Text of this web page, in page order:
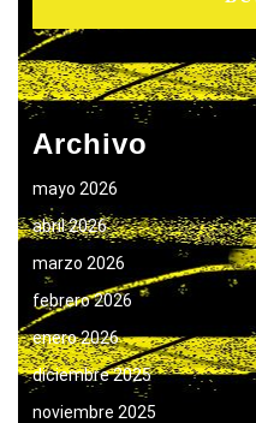
Archivo
mayo 2026
abril 2026
marzo 2026
febrero 2026
enero 2026
diciembre 2025
noviembre 2025